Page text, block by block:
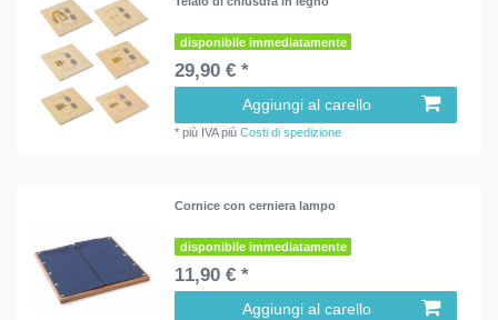
disponibile immediatamente
29,90 € *
Aggiungi al carello
*più IVApiùCosti di spedizione
Cornice con cerniera lampo
disponibile immediatamente
11,90 € *
Aggiungi al carello